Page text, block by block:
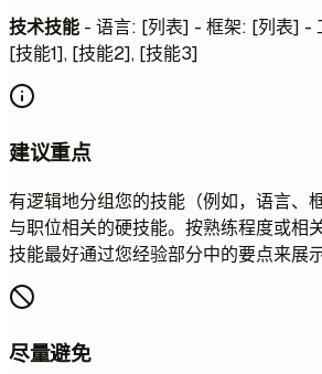
技术技能 - 语言: [列表] - 框架: [列表] -
[技能1], [技能2], [技能3]
建议重点
有逻辑地分组您的技能（例如，语言、
与职位相关的硬技能。按熟练程度或相
技能最好通过您经验部分中的要点来展
尽量避免